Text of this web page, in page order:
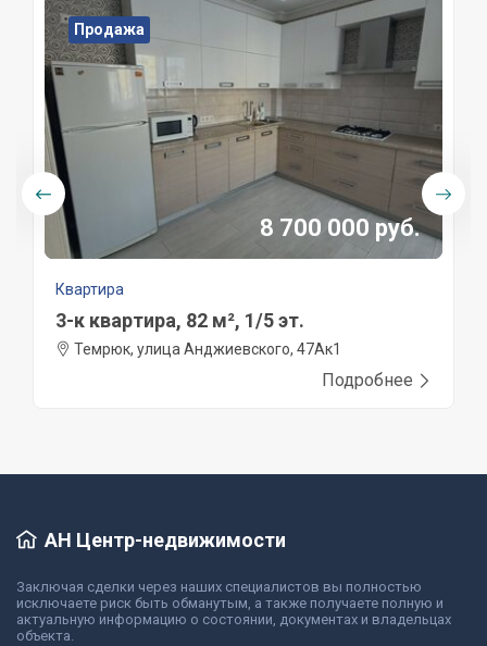
Продажа
8 700 000 руб.
Квартира
3-к квартира, 82 м², 1/5 эт.
Темрюк, улица Анджиевского, 47Ак1
Подробнее
АН Центр-недвижимости
Заключая сделки через наших специалистов вы полностью
исключаете риск быть обманутым, а также получаете полную и
актуальную информацию о состоянии, документах и владельцах
объекта.